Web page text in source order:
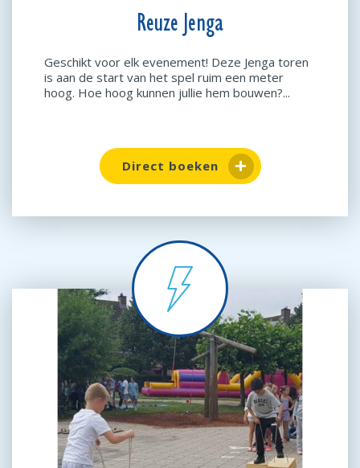
Reuze Jenga
Geschikt voor elk evenement! Deze Jenga toren
is aan de start van het spel ruim een meter
hoog. Hoe hoog kunnen jullie hem bouwen?...
Direct boeken